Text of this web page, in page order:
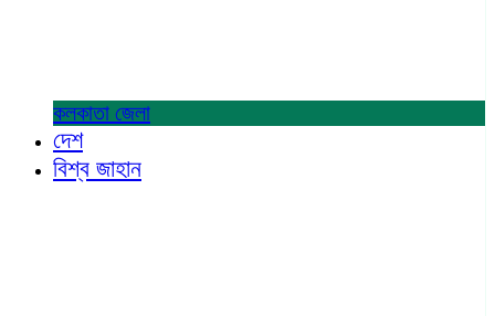
কলকাতা জেলা
দেশ
বিশ্ব জাহান